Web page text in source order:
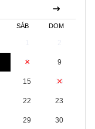
SÁB DOM
8 9
15 16
22 23
29 30